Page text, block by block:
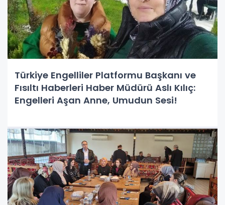
Türkiye Engelliler Platformu Başkanı ve
Fısıltı Haberleri Haber Müdürü Aslı Kılıç:
Engelleri Aşan Anne, Umudun Sesi!